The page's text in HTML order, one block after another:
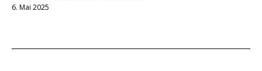
6. Mai 2025